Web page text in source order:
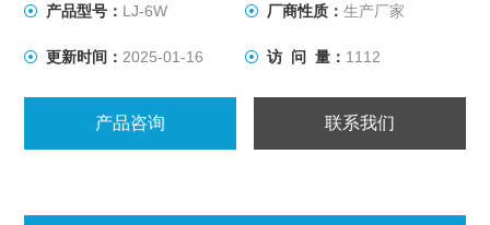
产品型号： LJ-6W 厂商性质： 生产厂家
更新时间： 2025-01-16 访 问 量： 1112
产品咨询 联系我们